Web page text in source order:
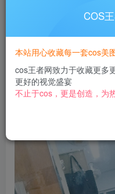
此内容为付费阅读，请付费
黄金会员免费
COS
本站用心收藏每一套cos美
cos王者网致力于收藏更多
更好的视觉盛宴
不止于cos，更是创造，为